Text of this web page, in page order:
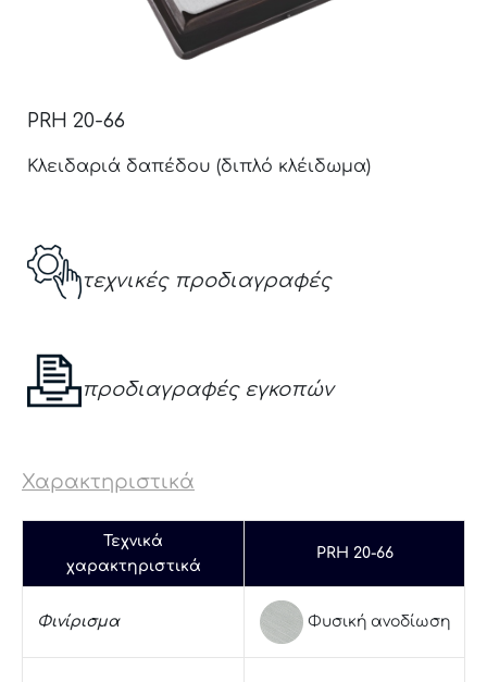
PRH 20-66
Κλειδαριά δαπέδου (διπλό κλέιδωμα)
τεχνικές προδιαγραφές
προδιαγραφές εγκοπών
Χαρακτηριστικά
Τεχνικά
χαρακτηριστικά
PRH 20-66
Φινίρισμα Φυσική ανοδίωση